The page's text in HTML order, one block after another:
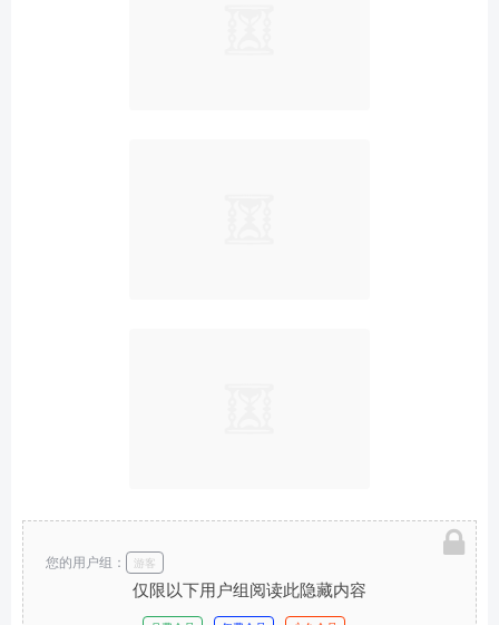
仅限以下用户组阅读此隐藏内容
您的用户组： 游客